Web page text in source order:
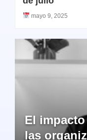
mayo 9, 2025
El
las